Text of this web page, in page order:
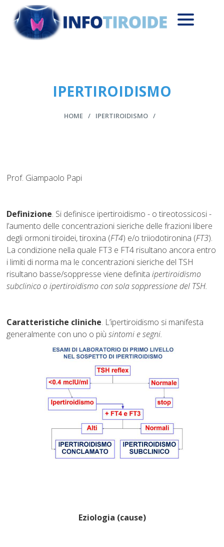
IPERTIROIDISMO
HOME IPERTIROIDISMO
Prof. Giampaolo Papi
Definizione. Si definisce ipertiroidismo - o tireotossicosi -
l’aumento delle concentrazioni sieriche delle frazioni libere
degli ormoni tiroidei, tiroxina (FT4) e/o triiodotironina (FT3).
La condizione nella quale FT3 e FT4 risultano ancora entro
i limiti di norma ma le concentrazioni sieriche del TSH
risultano basse/soppresse viene definitaipertiroidismo
subclinico o ipertiroidismo con sola soppressione del TSH.
Caratteristiche cliniche. L’ipertiroidismo si manifesta
generalmente con uno o piùsintomi e segni.
Eziologia (cause)